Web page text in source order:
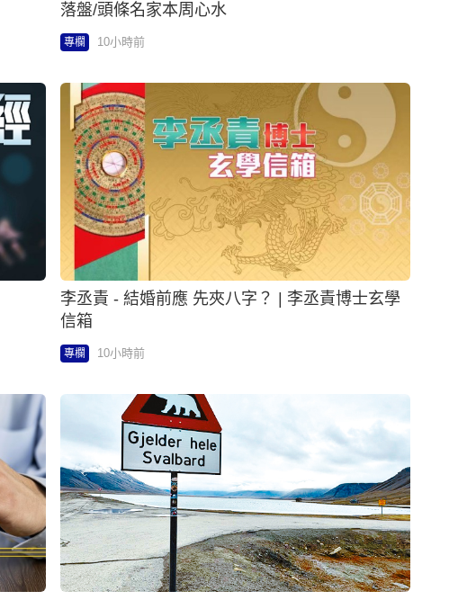
落盤/頭條名家本周心水
專欄 10小時前
李丞責 - 結婚前應 先夾八字？ | 李丞責博士玄學
信箱
專欄 10小時前